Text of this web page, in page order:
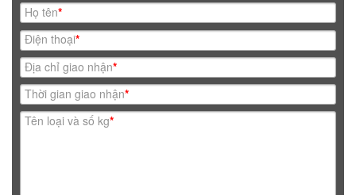
Họ tên*
Điện thoại*
Địa chỉ giao nhận*
Thời gian giao nhận*
Tên loại và số kg*